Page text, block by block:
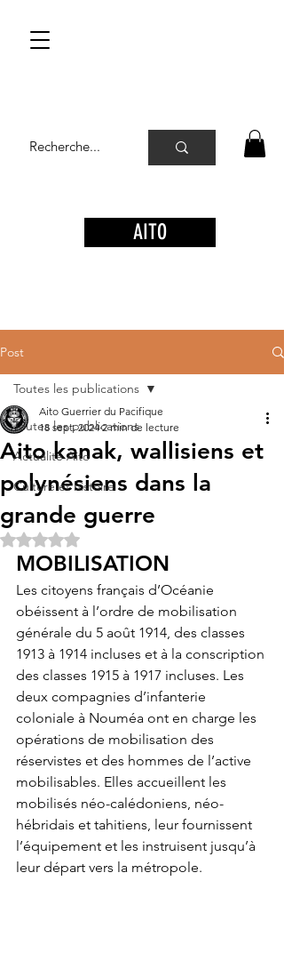
AITO
Post
Toutes les publications
Actualité Aito
Culture et histoire
Toutes les publications
Aito kanak, wallisiens et
polynésiens dans la
grande guerre
Aito Guerrier du Pacifique
18 sept. 2024 2 min de lecture
Noté NaN étoiles sur 5.
MOBILISATION
Les citoyens français d’Océanie
obéissent à l’ordre de mobilisation
générale du 5 août 1914, des classes
1913 à 1914 incluses et à la conscription
des classes 1915 à 1917 incluses. Les
deux compagnies d’infanterie
coloniale à Nouméa ont en charge les
opérations de mobilisation des
réservistes et des hommes de l’active
mobilisables. Elles accueillent les
mobilisés néo-calédoniens, néo-
hébridais et tahitiens, leur fournissent
l’équipement et les instruisent jusqu’à
leur départ vers la métropole.